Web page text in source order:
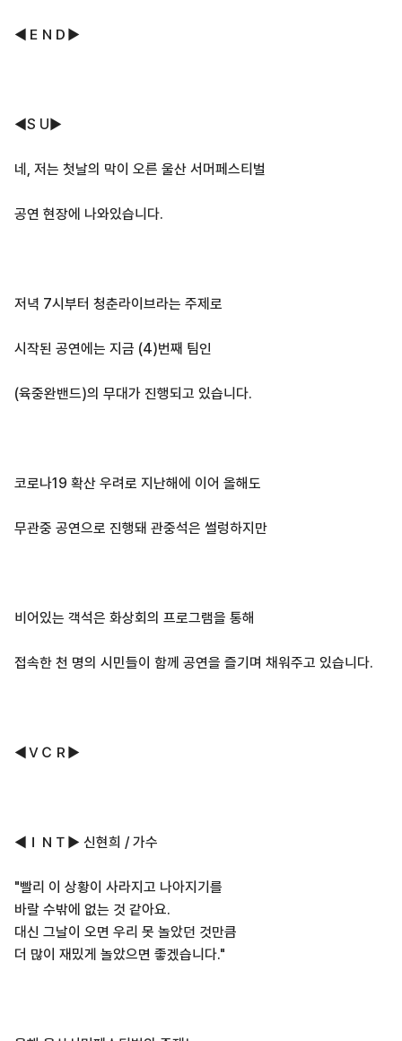
◀ＥＮＤ▶
◀S U▶
네, 저는 첫날의 막이 오른 울산 서머페스티벌
공연 현장에 나와있습니다.
저녁 7시부터 청춘라이브라는 주제로
시작된 공연에는 지금 (4)번째 팀인
(육중완밴드)의 무대가 진행되고 있습니다.
코로나19 확산 우려로 지난해에 이어 올해도
무관중 공연으로 진행돼 관중석은 썰렁하지만
비어있는 객석은 화상회의 프로그램을 통해
접속한 천 명의 시민들이 함께 공연을 즐기며 채워주고 있습니다.
◀ＶＣＲ▶
◀ＩＮＴ▶ 신현희 / 가수
"빨리 이 상황이 사라지고 나아지기를
바랄 수밖에 없는 것 같아요.
대신 그날이 오면 우리 못 놀았던 것만큼
더 많이 재밌게 놀았으면 좋겠습니다."